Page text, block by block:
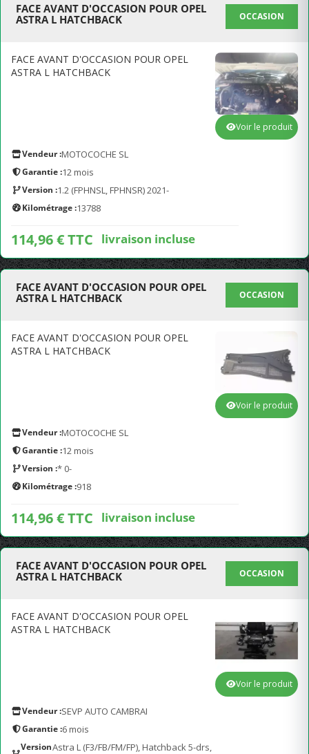
FACE AVANT D'OCCASION POUR OPEL
ASTRA L HATCHBACK
OCCASION
FACE AVANT D'OCCASION POUR OPEL
ASTRA L HATCHBACK
Vendeur :MOTOCOCHE SL
Garantie :12 mois
Version :1.2 (FPHNSL, FPHNSR) 2021-
Kilométrage :13788
114,96 € TTC livraison incluse
Voir le produit
FACE AVANT D'OCCASION POUR OPEL
ASTRA L HATCHBACK
OCCASION
FACE AVANT D'OCCASION POUR OPEL
ASTRA L HATCHBACK
Vendeur :MOTOCOCHE SL
Garantie :12 mois
Version :* 0-
Kilométrage :918
114,96 € TTC livraison incluse
Voir le produit
FACE AVANT D'OCCASION POUR OPEL
ASTRA L HATCHBACK
OCCASION
FACE AVANT D'OCCASION POUR OPEL
ASTRA L HATCHBACK
Vendeur :SEVP AUTO CAMBRAI
Garantie :6 mois
VersionAstra L (F3/FB/FM/FP), Hatchback 5-drs,
Voir le produit